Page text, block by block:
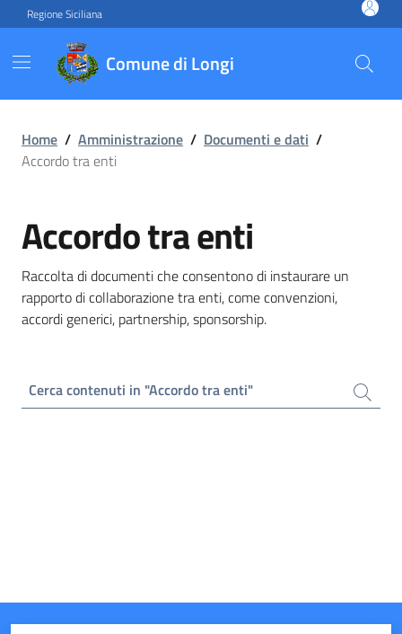
Vai ai contenuti
Vai al footer
Regione Siciliana
Comune di Longi
Accordo tra enti
Home / Amministrazione / Documenti e dati /
Accordo tra enti
Accordo tra enti
Raccolta di documenti che consentono di instaurare un
rapporto di collaborazione tra enti, come convenzioni,
accordi generici, partnership, sponsorship.
Cerca contenuti in "Accordo tra enti"